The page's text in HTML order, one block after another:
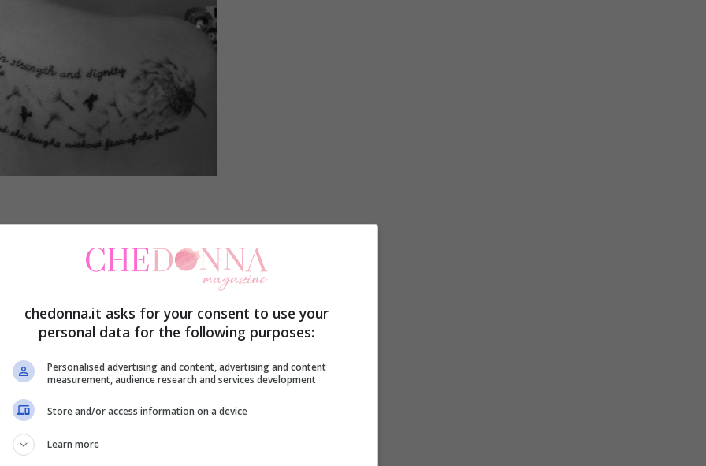
Nessun uomo è coraggioso, se non sa avere
a proposito della perla [Se il tuffatore
mai le mani sulla perla.], contiene tutta la
paura. Poiché viviamo una volta sola, i casi
d’impossessarci della perla, o ci
averlo fatto. E, se al mondo esiste davvero
chedonna.it asks for your consent to use your
personal data for the following purposes:
Personalised advertising and content, advertising and content
measurement, audience research and services development
Store and/or access information on a device
Learn more